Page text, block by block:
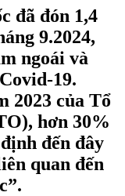
đã đón 1,4
9.2024,
ngoái và
19.
2023 của Tổ
hơn 30%
đến đây
quan đến